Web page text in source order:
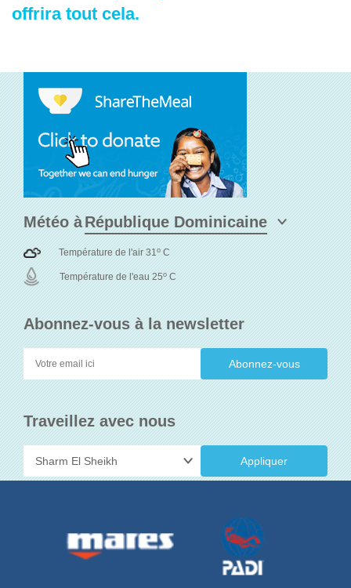
offrira tout cela.
Abonnez-vous à la newsletter
Traveillez avec nous
Appliquer
Météo à
Température de l'air 31o C
Température de l'eau 25o C